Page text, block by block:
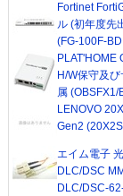
Fortinet
ル (初年度先
(FG-100F-
PLAT'HOME
H/W保守及
属 (OBSFX1/
LENOVO
Gen2
エイム電子
DLC/DSC
DLC/DSC-